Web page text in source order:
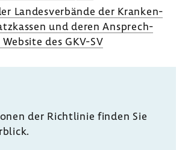
Landes­ver­bände der Kran­ken­
und deren Ansprech­
des GKV-SV
der Richt­linie finden Sie